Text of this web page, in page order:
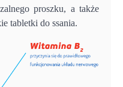
proszku, a także
tabletki do ssania.